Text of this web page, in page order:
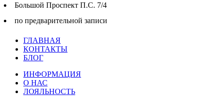
Большой Проспект П.С. 7/4
по предварительной записи
ГЛАВНАЯ
КОНТАКТЫ
БЛОГ
ИНФОРМАЦИЯ
О НАС
ЛОЯЛЬНОСТЬ